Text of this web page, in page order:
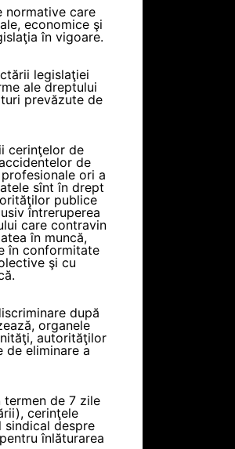
normative care
economice şi
în vigoare.
legislaţiei
ale dreptului
prevăzute de
cerinţelor de
de
ori a
sînt în drept
publice
întreruperea
care contravin
în muncă,
în conformitate
şi cu
după
organele
autorităţilor
de eliminare a
de 7 zile
cerinţele
sindical despre
înlăturarea